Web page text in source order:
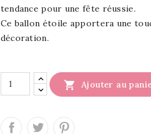
tendance pour une fête réussie.
Ce ballon étoile apportera une
décoration.
 Ajouter au